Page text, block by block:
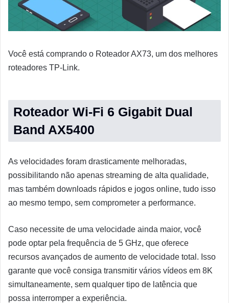
Você está comprando o Roteador AX73, um dos melhores
roteadores TP-Link.
Roteador Wi-Fi 6 Gigabit Dual
Band AX5400
As velocidades foram drasticamente melhoradas,
possibilitando não apenas streaming de alta qualidade,
mas também downloads rápidos e jogos online, tudo isso
ao mesmo tempo, sem comprometer a performance.
Caso necessite de uma velocidade ainda maior, você
pode optar pela frequência de 5 GHz, que oferece
recursos avançados de aumento de velocidade total. Isso
garante que você consiga transmitir vários vídeos em 8K
simultaneamente, sem qualquer tipo de latência que
possa interromper a experiência.